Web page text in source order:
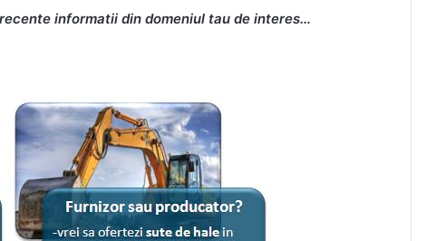
informatii din domeniul tau de interes…